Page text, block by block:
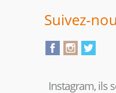
Suivez-
Instagram, ils